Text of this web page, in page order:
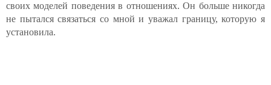
своих моделей поведения в отношениях. Он больше никогда
не пытался связаться со мной и уважал границу, которую я
установила.